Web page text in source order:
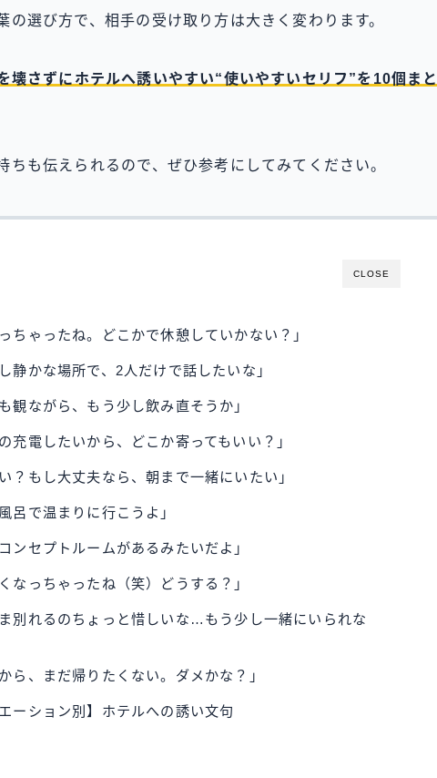
の選び方で、相手の受け取り方は大きく変わります。
壊さずにホテルへ誘いやすい“使いやすいセリフ”を10個ま
ちも伝えられるので、ぜひ参考にしてみてください。
CLOSE
っちゃったね。どこかで休憩していかない？」
静かな場所で、2人だけで話したいな」
観ながら、もう少し飲み直そうか」
充電したいから、どこか寄ってもいい？」
？もし大丈夫なら、朝まで一緒にいたい」
呂で温まりに行こうよ」
ンセプトルームがあるみたいだよ」
なっちゃったね（笑）どうする？」
ま別れるのちょっと惜しいな…もう少し一緒にいられな
ら、まだ帰りたくない。ダメかな？」
エーション別】ホテルへの誘い文句